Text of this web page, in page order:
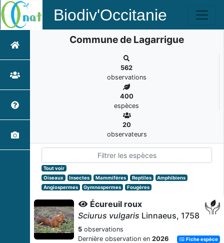
Biodiv'Occitanie
Commune de Lagarrigue
562
observations
400
espèces
20
observateurs
Tout voir
Oiseaux
Insectes Mammifères Reptiles
Amphibiens
Angiospermes
Gymnospermes Fougères
Écureuil roux
Sciurus vulgaris Linnaeus, 1758
5 observations
Dernière observation en 2026 Fiche espèce